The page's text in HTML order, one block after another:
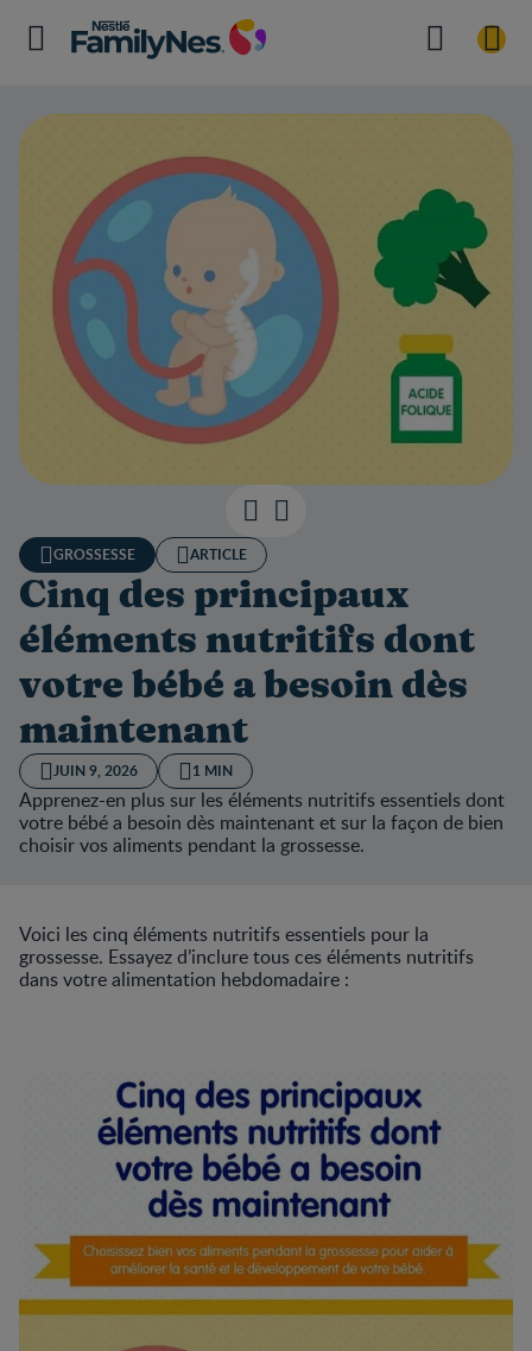
GROSSESSE ARTICLE
Cinq des principaux
éléments nutritifs dont
votre bébé a besoin dès
maintenant
JUIN 9, 2026 1 MIN
Apprenez-en plus sur les éléments nutritifs essentiels dont
votre bébé a besoin dès maintenant et sur la façon de bien
choisir vos aliments pendant la grossesse.
Voici les cinq éléments nutritifs essentiels pour la
grossesse. Essayez d’inclure tous ces éléments nutritifs
dans votre alimentation hebdomadaire :